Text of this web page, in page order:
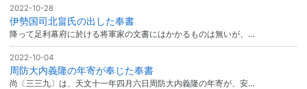
2022-10-28
伊勢国司北畠氏の出した奉書
降って足利幕府に於ける将軍家の文書にはかかるものは無いが、…
2022-10-04
周防大内義隆の年寄が奉じた奉書
尚〔三三九〕は、天文十一年四月六日周防大内義隆の年寄が、安…